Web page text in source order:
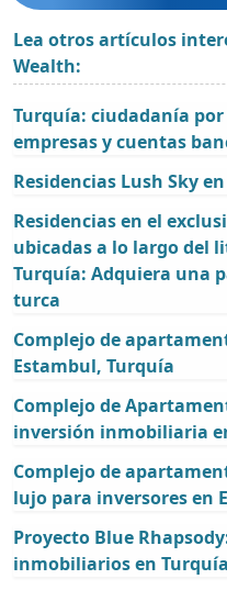
Lea otros artículos
Wealth:
Turquía: ciudadanía
empresas y cuentas
Residencias Lush Sky
Residencias en el
ubicadas a lo largo del
Turquía: Adquiera una
turca
Complejo de
Estambul, Turquía
Complejo de
inversión inmobiliaria
Complejo de
lujo para inversores en
Proyecto Blue
inmobiliarios en Turquía